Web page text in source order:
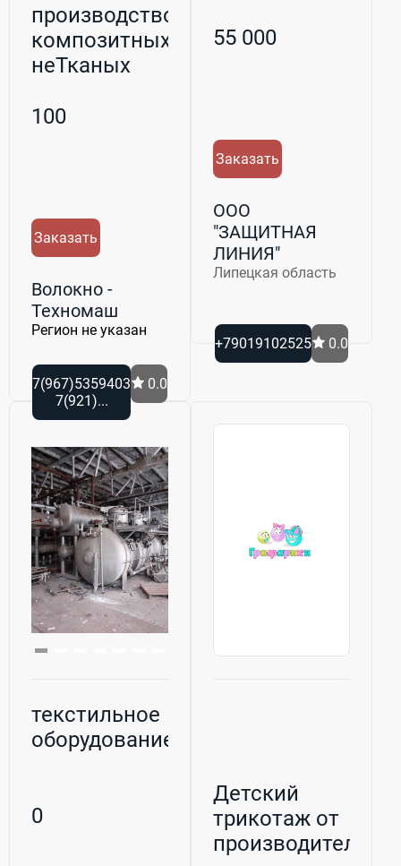
производство
композитных
неТканых
100
Заказать
Волокно -
Техномаш
Регион не указан
7(967)5359403
7(921)...
0.0
55 000
Заказать
ООО
"ЗАЩИТНАЯ
ЛИНИЯ"
Липецкая область
+79019102525 0.0
текстильное
оборудование
0
Детский
трикотаж от
производителя